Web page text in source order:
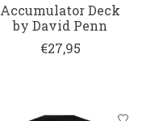
Accumulator Deck
by David Penn
€27,95